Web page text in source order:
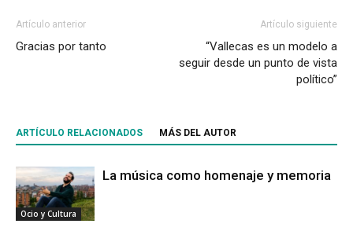
Artículo anterior
Gracias por tanto
Artículo siguiente
“Vallecas es un modelo a
seguir desde un punto de vista
político”
ARTÍCULO RELACIONADOS MÁS DEL AUTOR
Ocio y Cultura
La música como homenaje y memoria